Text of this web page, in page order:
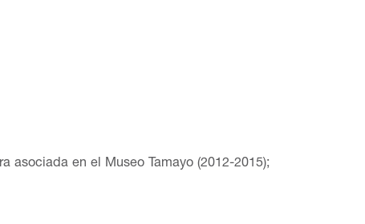
asociada en el Museo Tamayo (2012-2015);
de la Fundación Jumex para estudios de